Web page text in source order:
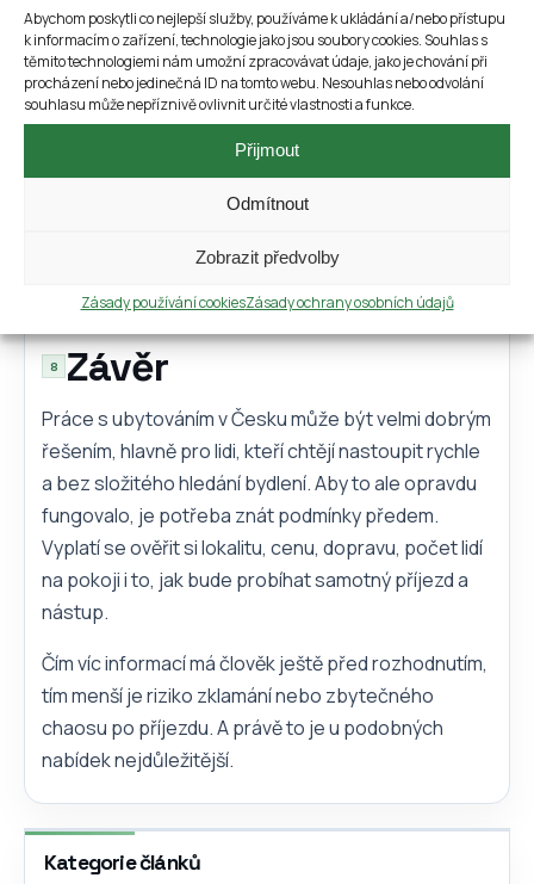
Abychom poskytli co nejlepší služby, používáme k ukládání a/nebo přístupu
k informacím o zařízení, technologie jako jsou soubory cookies. Souhlas s
těmito technologiemi nám umožní zpracovávat údaje, jako je chování při
procházení nebo jedinečná ID na tomto webu. Nesouhlas nebo odvolání
souhlasu může nepříznivě ovlivnit určité vlastnosti a funkce.
Přijmout
Odmítnout
Zobrazit předvolby
Zásady používání cookiesZásady ochrany osobních údajů
rozumět tomu, jaká práce ho čeká, kde bude bydlet,
kolik za ubytování zaplatí, jak se dostane do práce a
jak přesně proběhne nástup. Pokud jsou tyto věci
vysvětlené přehledně a bez mlžení, je mnohem větší
šance, že začátek proběhne klidně.
Nejde o to hledat perfektní nabídku bez jediné
srozumitelné, realistické a odpovídaly tomu, co
člověk skutečně potřebuje.
Závěr
Práce s ubytováním v Česku může být velmi dobrým
řešením, hlavně pro lidi, kteří chtějí nastoupit rychle
a bez složitého hledání bydlení. Aby to ale opravdu
fungovalo, je potřeba znát podmínky předem.
Vyplatí se ověřit si lokalitu, cenu, dopravu, počet lidí
na pokoji i to, jak bude probíhat samotný příjezd a
nástup.
Čím víc informací má člověk ještě před rozhodnutím,
tím menší je riziko zklamání nebo zbytečného
chaosu po příjezdu. A právě to je u podobných
nabídek nejdůležitější.
Kategorie článků